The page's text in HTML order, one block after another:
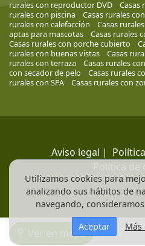
Ver en mapa
rurales con reproductor DVD
Casas
rurales con piscina
Casas rurales
rurales con calefacción
Casas
aptas para mascotas
Casas rurales
Casas rurales con porche cubierto
rurales con buenas vistas
Casas
rurales con terraza
Casas rurales
con secador de pelo
Casas rurales
rurales con SPA
Casas rurales con
Aviso legal |
Política de
Utilizamos cookies para
analizando sus hábitos de
navegando,
Aceptar